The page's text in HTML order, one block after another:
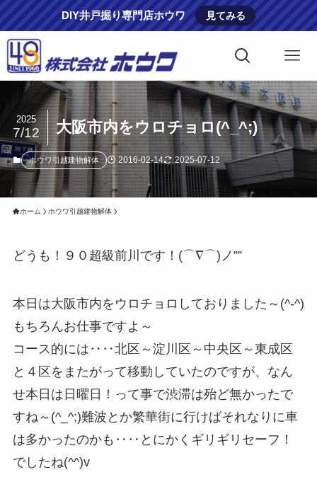
DIY井戸掘り専門店ホウワ 見てみる
大阪市内をウロチョロ(^_^;)
2025
7/12
ホウワ引越建物解体 2016-02-14 2025-07-12
ホーム ホウワ引越建物解体
どうも！９０超級前川です！(⌒∇⌒)ノ””
本日は大阪市内をウロチョロしておりました～(^-^)
もちろんお仕事ですよ～
コース的には‥‥北区～淀川区～中央区～東成区
と４区をまたがって移動していたのですが、なん
せ本日は日曜日！って事で渋滞は殆ど無かったで
すね～(^_^;)難波とか繁華街に行けばそれなりに車
は多かったのかも‥‥とにかくギリギリセーフ！
でしたね(^^)v